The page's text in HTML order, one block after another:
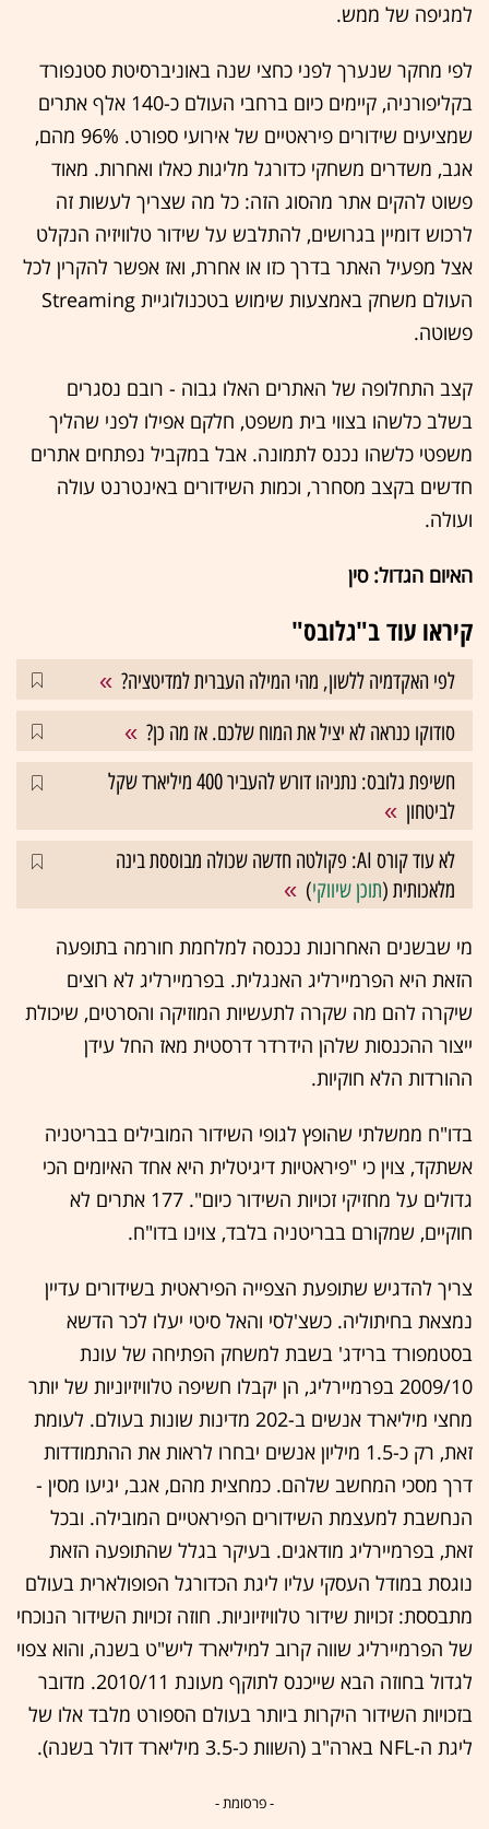
למגיפה של ממש.
לפי מחקר שנערך לפני כחצי שנה באוניברסיטת סטנפורד
בקליפורניה, קיימים כיום ברחבי העולם כ-140 אלף אתרים
שמציעים שידורים פיראטיים של אירועי ספורט. 96% מהם,
אגב, משדרים משחקי כדורגל מליגות כאלו ואחרות. מאוד
פשוט להקים אתר מהסוג הזה: כל מה שצריך לעשות זה
לרכוש דומיין בגרושים, להתלבש על שידור טלוויזיה הנקלט
אצל מפעיל האתר בדרך כזו או אחרת, ואז אפשר להקרין לכל
העולם משחק באמצעות שימוש בטכנולוגיית Streaming
פשוטה.
קצב התחלופה של האתרים האלו גבוה - רובם נסגרים
בשלב כלשהו בצווי בית משפט, חלקם אפילו לפני שהליך
משפטי כלשהו נכנס לתמונה. אבל במקביל נפתחים אתרים
חדשים בקצב מסחרר, וכמות השידורים באינטרנט עולה
ועולה.
האיום הגדול: סין
קיראו עוד ב"גלובס"
לפי האקדמיה ללשון, מהי המילה העברית למדיטציה?
סודוקו כנראה לא יציל את המוח שלכם. אז מה כן?
חשיפת גלובס: נתניהו דורש להעביר 400 מיליארד שקל
לביטחון
לא עוד קורס AI: פקולטה חדשה שכולה מבוססת בינה
מלאכותית (תוכן שיווקי)
מי שבשנים האחרונות נכנסה למלחמת חורמה בתופעה
הזאת היא הפרמיירליג האנגלית. בפרמיירליג לא רוצים
שיקרה להם מה שקרה לתעשיות המוזיקה והסרטים, שיכולת
ייצור ההכנסות שלהן הידרדר דרסטית מאז החל עידן
ההורדות הלא חוקיות.
בדו"ח ממשלתי שהופץ לגופי השידור המובילים בבריטניה
אשתקד, צוין כי "פיראטיות דיגיטלית היא אחד האיומים הכי
גדולים על מחזיקי זכויות השידור כיום". 177 אתרים לא
חוקיים, שמקורם בבריטניה בלבד, צוינו בדו"ח.
צריך להדגיש שתופעת הצפייה הפיראטית בשידורים עדיין
נמצאת בחיתוליה. כשצ'לסי והאל סיטי יעלו לכר הדשא
בסטמפורד ברידג' בשבת למשחק הפתיחה של עונת
2009/10 בפרמיירליג, הן יקבלו חשיפה טלוויזיוניות של יותר
מחצי מיליארד אנשים ב-202 מדינות שונות בעולם. לעומת
זאת, רק כ-1.5 מיליון אנשים יבחרו לראות את ההתמודדות
דרך מסכי המחשב שלהם. כמחצית מהם, אגב, יגיעו מסין -
הנחשבת למעצמת השידורים הפיראטיים המובילה. ובכל
זאת, בפרמיירליג מודאגים. בעיקר בגלל שהתופעה הזאת
נוגסת במודל העסקי עליו ליגת הכדורגל הפופולארית בעולם
מתבססת: זכויות שידור טלוויזיוניות. חוזה זכויות השידור הנוכחי
של הפרמיירליג שווה קרוב למיליארד ליש"ט בשנה, והוא צפוי
לגדול בחוזה הבא שייכנס לתוקף מעונת 2010/11. מדובר
בזכויות השידור היקרות ביותר בעולם הספורט מלבד אלו של
ליגת ה-NFL בארה"ב (השוות כ-3.5 מיליארד דולר בשנה).
- פרסומת -